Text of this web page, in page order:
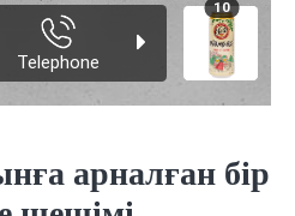
арналған бір